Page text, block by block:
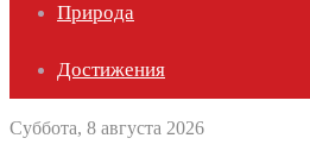
Природа
Достижения
Суббота, 8 августа 2026